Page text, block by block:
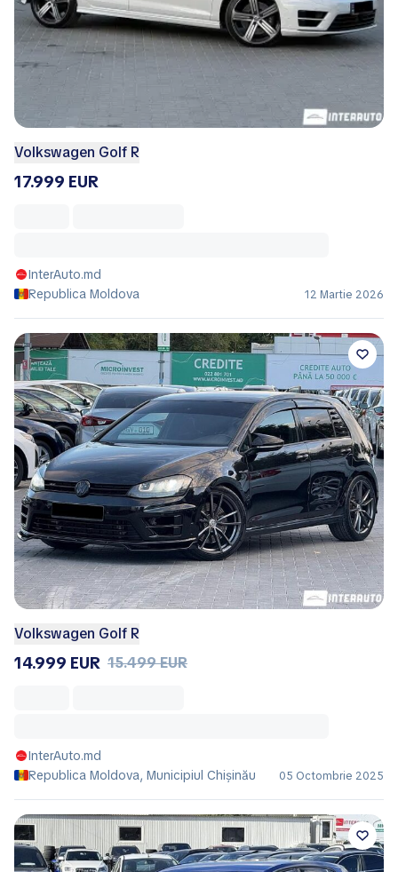
Volkswagen Golf R
17.999 EUR
InterAuto.md
Republica Moldova
12 Martie 2026
Volkswagen Golf R
14.999 EUR 15.499 EUR
InterAuto.md
Republica Moldova, Municipiul Chișinău
05 Octombrie 2025